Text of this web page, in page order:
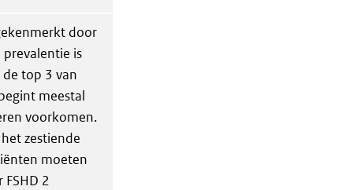
door
is
top 3 van
meestal
voorkomen.
zestiende
moeten
2